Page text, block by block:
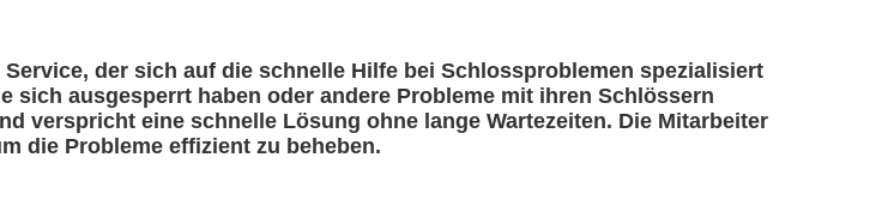
der sich auf die schnelle Hilfe bei Schlossproblemen spezialisiert
sich ausgesperrt haben oder andere Probleme mit ihren Schlössern
verspricht eine schnelle Lösung ohne lange Wartezeiten. Die Mitarbeiter
die Probleme effizient zu beheben.